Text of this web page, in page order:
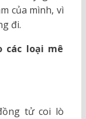
của mình, vì
đi.
các loại mê
tử coi lò